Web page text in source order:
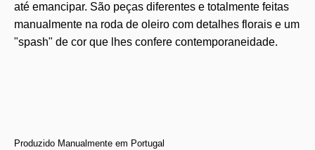
até emancipar. São peças diferentes e totalmente feitas
manualmente na roda de oleiro com detalhes florais e um
"spash" de cor que lhes confere contemporaneidade.
Produzido Manualmente em Portugal